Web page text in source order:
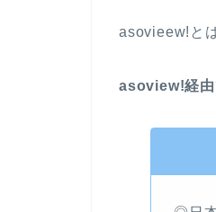
asovieew!と
asoview!経由